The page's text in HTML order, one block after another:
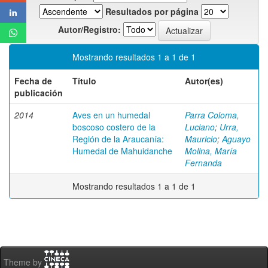
Resultados por página
Autor/Registro:
Mostrando resultados 1 a 1 de 1
Fecha de
publicación
Título Autor(es)
2014
Aves en un humedal
boscoso costero de la
Región de la Araucanía:
Humedal de Mahuidanche
Parra Coloma,
Luciano; Urra,
Mauricio;Aguayo
Molina, María
Fernanda
Mostrando resultados 1 a 1 de 1
Theme by